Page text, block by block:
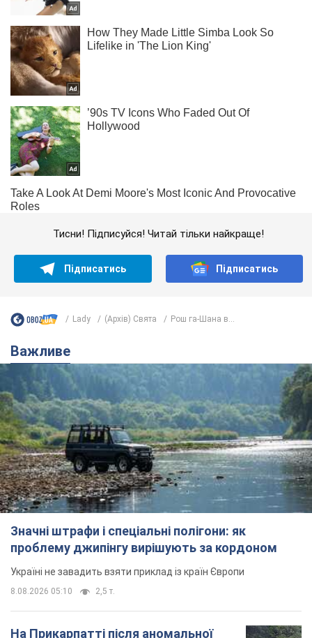
Тисни! Підписуйся! Читай тільки найкраще!
Підписатись Підписатись
Lady (Архів) Свята Рош га-Шана в...
Важливе
Значні штрафи і спеціальні полігони: як
проблему джипінгу вирішують за кордоном
Україні не завадить взяти приклад із країн Європи
8.08.2026 05:10 2,5 т.
На Прикарпатті після аномальної